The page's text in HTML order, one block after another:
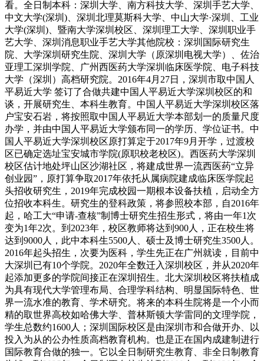
看。全日制本科：深圳大学、南方科技大学、深圳手艺大学、
中文大学(深圳)、深圳北理莫斯科大学、中山大学·深圳、工业
大学(深圳)、暨南大学深圳校区、深圳理工大学、深圳职业手
艺大学、深圳消息职业手艺大学其他院校：深圳国际研究生
院、大学深圳研究生院、深圳大学（原深圳电视大学）、佐治
亚理工深圳学院、广州西医药大学深圳临床医学院、电子科技
大学（深圳）高档研究院。2016年4月27日，深圳市取中国人
平易近大学 签订了合做共建中国人平易近大学深圳校区的和
谈，开展研究生、本科生教育。中国人平易近大学深圳校区落
户宝安石岩，将按照取中国人平易近大学本部划一的质量尺度
办学，并由中国人平易近大学颁布同一的学历、学位证书。中
国人平易近大学深圳校区原打算定于2017年9月开学，过渡校
区已确定选址宝安城市学院(原职校老校区)。西医药大学深圳
校区估计地处坪山区沙湖社区，将建成世界一流西医药“立异
创业园”，原打算争取2017年依托从属病院建成临床医学院起
头招收研究生，2019年完成校园一期根本设备扶植，启动全方
位招收本科生。研究生的登科政策，将参照校本部，自2016年
起，哈工大“申请-查核”制博士研究生招生形式，将由一年1次
变为1年2次。到2023年，校区教师将达到900人，正在校生将
达到9000人，此中本科生5500人、硕士及博士研究生3500人。
2016年起头招生，次要为医科，学生先正在广州就读，目前中
大深圳已有10个学院。2020年全数迁入深圳校区，并从2020年
起添加更多的学院间接正在深圳招生。北大深圳校区将扶植成
为具有现代大学管理布局、合理学科结构、明显国际特色、世
界一流水准的教育、学术研究。将来的本科生院将是一个小而
精的取世界高校如哈佛大学、普林斯顿大学雷同的文理学院，
学生总数约1600人；深圳国际校区是由深圳市和合做开办、以
投入为从的公办性质高档教育机构。也是正在国内成建制进行
国际教育合做的独一。它以全日制研究生教育、非全日制教育